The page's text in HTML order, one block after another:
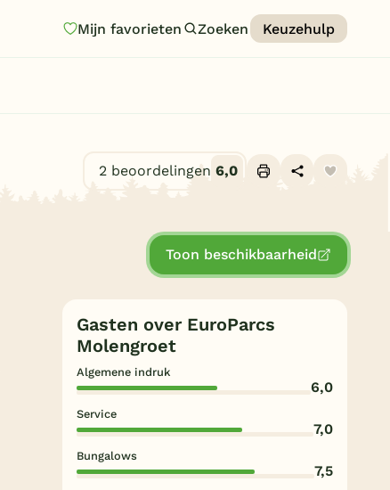
Mijn favorieten Zoeken Keuzehulp
Onze vakantiegidsen
Vakantieparken
Subtropisch zwembad
Overdekt zwembad
2 beoordelingen 6,0
Toon beschikbaarheid
Gasten over EuroParcs
Molengroet
Algemene indruk
6,0
Service
7,0
Bungalows
7,5